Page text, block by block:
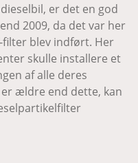
er det en god
2009, da det var her
blev indført. Her
skulle installere et
af alle deres
ældre end dette, kan